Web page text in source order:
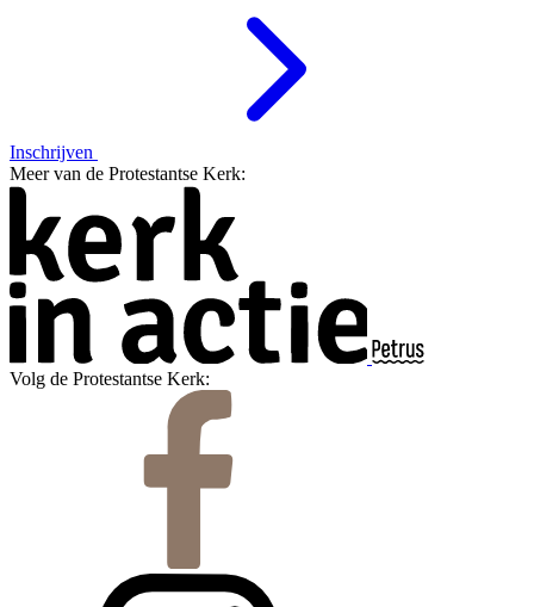
Inschrijven
Meer van de Protestantse Kerk:
Volg de Protestantse Kerk: